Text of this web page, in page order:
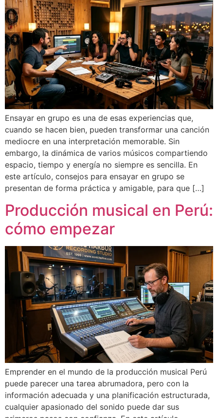
Ensayar en grupo es una de esas experiencias que,
cuando se hacen bien, pueden transformar una canción
mediocre en una interpretación memorable. Sin
embargo, la dinámica de varios músicos compartiendo
espacio, tiempo y energía no siempre es sencilla. En
este artículo, consejos para ensayar en grupo se
presentan de forma práctica y amigable, para que […]
Producción musical en Perú:
cómo empezar
Emprender en el mundo de la producción musical Perú
puede parecer una tarea abrumadora, pero con la
información adecuada y una planificación estructurada,
cualquier apasionado del sonido puede dar sus